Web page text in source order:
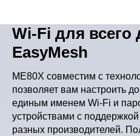
Wi-Fi для всего
EasyMesh
ME80X совместим с
позволяет вам настроить
единым именем Wi-Fi и
устройствами с
разных производителей.